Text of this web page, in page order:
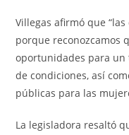
Villegas afirmó que
porque reconozcamos
oportunidades para
de condiciones, así
públicas para las
La legisladora resaltó